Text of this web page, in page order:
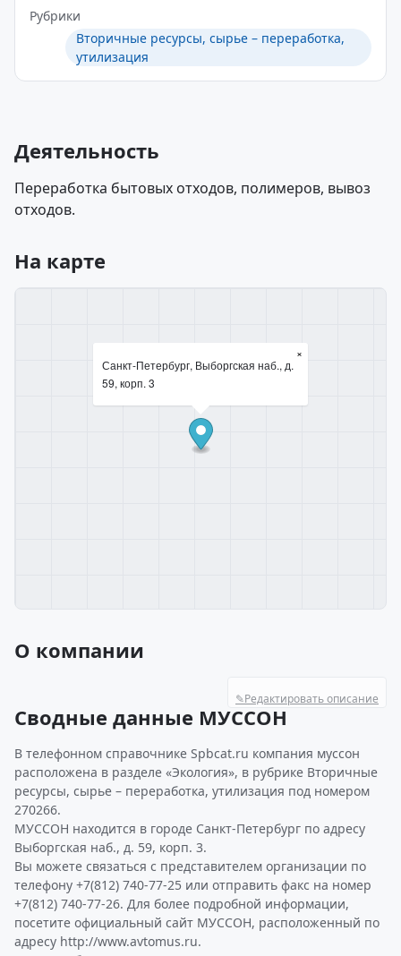
Рубрики
Вторичные ресурсы, сырье – переработка,
утилизация
Деятельность
Переработка бытовых отходов, полимеров, вывоз
отходов.
На карте
Санкт-Петербург, Выборгская наб., д.
59, корп. 3
×
О компании
✎Редактировать описание
Сводные данные МУССОН
В телефонном справочнике Spbcat.ru компания муссон
расположена в разделе «Экология», в рубрике Вторичные
ресурсы, сырье – переработка, утилизация под номером
270266.
МУССОН находится в городе Санкт-Петербург по адресу
Выборгская наб., д. 59, корп. 3.
Вы можете связаться с представителем организации по
телефону +7(812) 740-77-25 или отправить факс на номер
+7(812) 740-77-26. Для более подробной информации,
посетите официальный сайт МУССОН, расположенный по
адресу http://www.avtomus.ru.